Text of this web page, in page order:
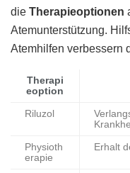
die Therapieoptionen
Atemunterstützung.
Atemhilfen verbessern
Therapi
eoption
Riluzol
Physioth
erapie
Erhalt